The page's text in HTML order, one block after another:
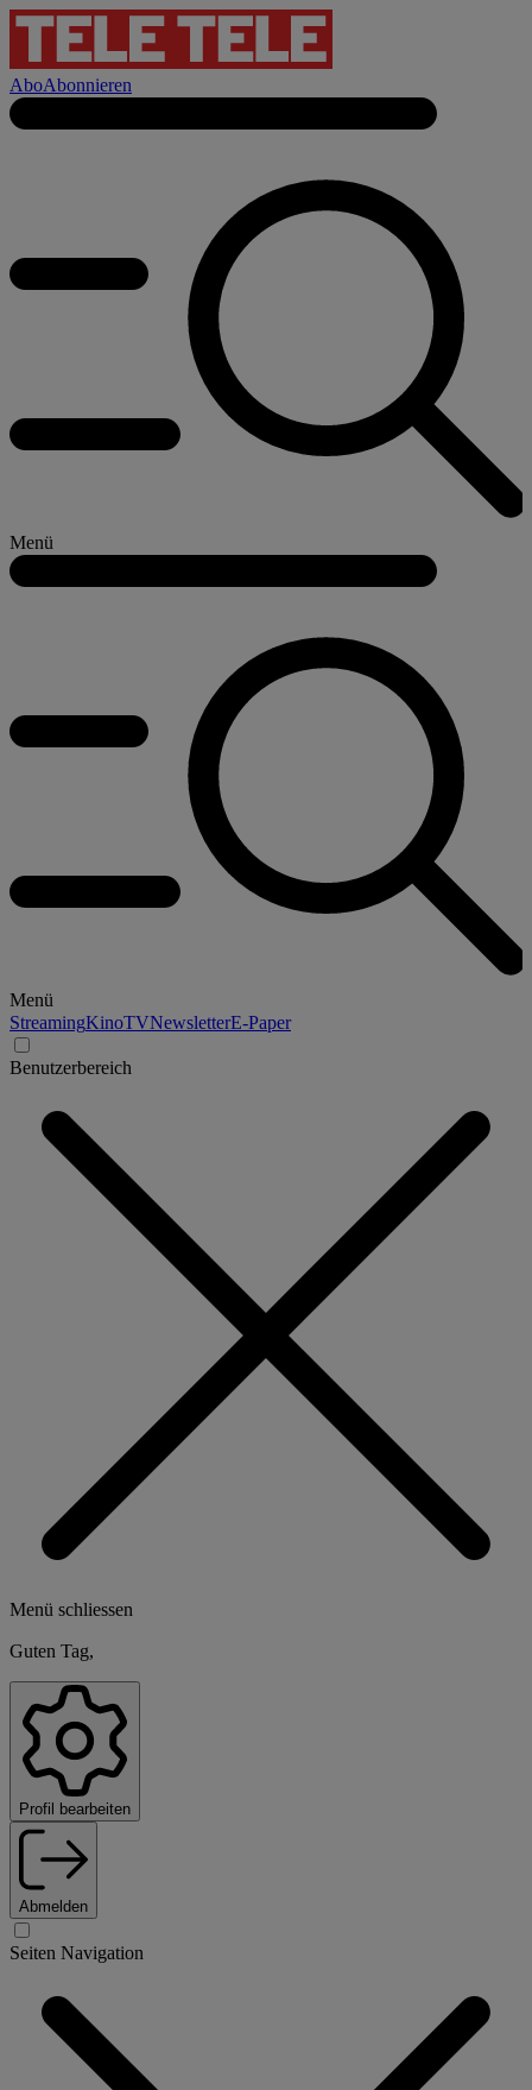
AboAbonnieren
Menü
Menü
StreamingKinoTVNewsletterE-Paper
Benutzerbereich
Menü schliessen
Guten Tag,
Profil bearbeiten
Abmelden
Seiten Navigation